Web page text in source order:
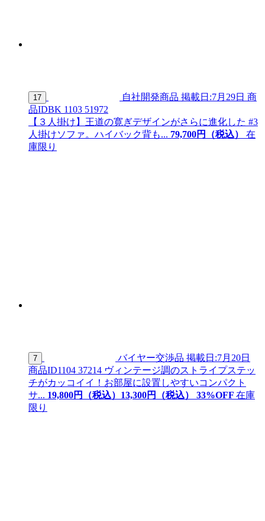
17 自社開発商品 掲載日:7月29日 商
品IDBK 1103 51972
【３人掛け】王道の寛ぎデザインがさらに進化した #3
人掛けソファ。ハイバック背も... 79,700円（税込）
在
庫限り
7 バイヤー交渉品 掲載日:7月20日
商品ID1104 37214 ヴィンテージ調のストライプステッ
チがカッコイイ！お部屋に設置しやすいコンパクト
サ... 19,800円（税込） 13,300円（税込） 33%OFF 在庫
限り